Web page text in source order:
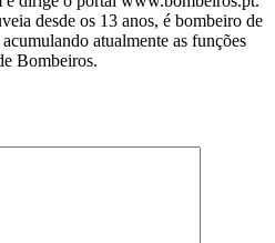
desde os 13 anos, é bombeiro de
atualmente as funções
Bombeiros.